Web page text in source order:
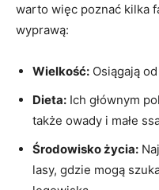
warto więc poznać kilka
wyprawą:
Wielkość: Osiągają
Dieta: Ich głównym
także owady i małe
Środowisko życia:
lasy, gdzie mogą